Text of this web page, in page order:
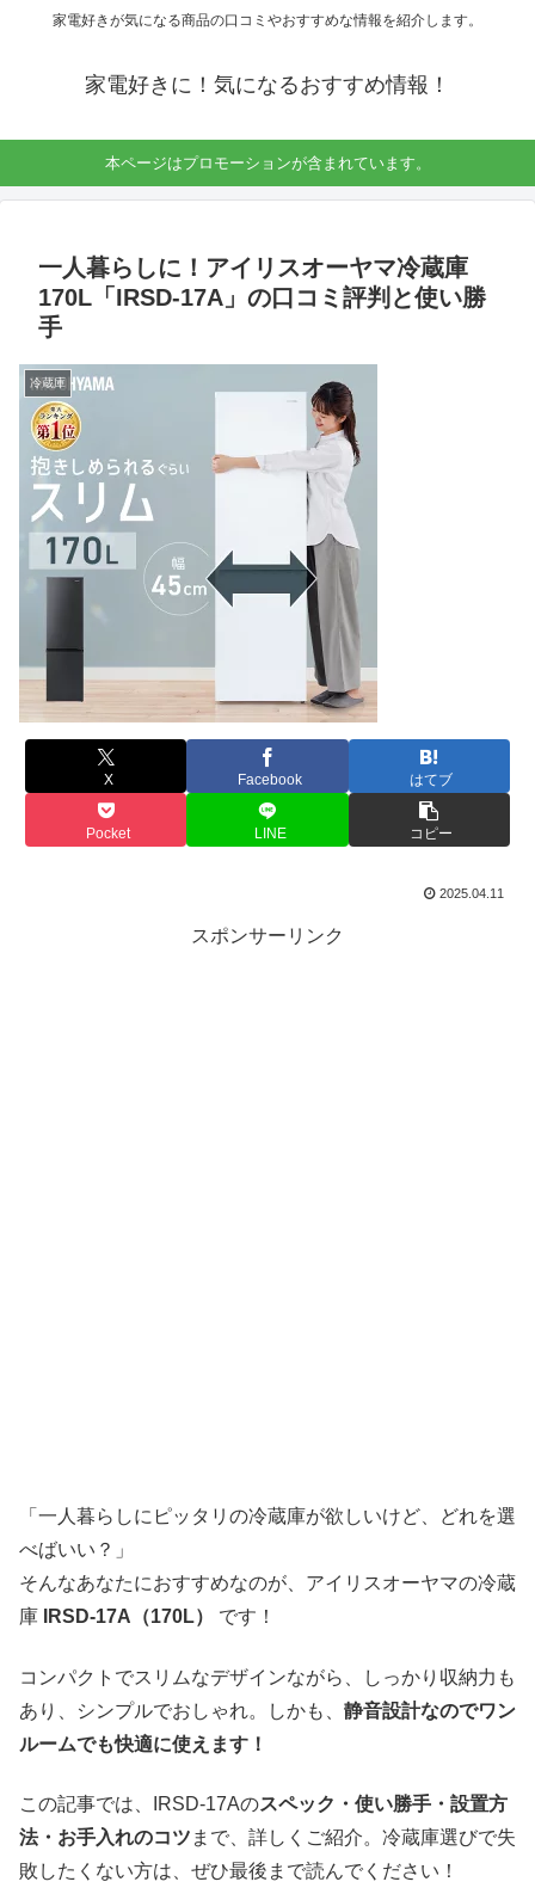
家電好きが気になる商品の口コミやおすすめな情報を紹介します。
家電好きに！気になるおすすめ情報！
本ページはプロモーションが含まれています。
一人暮らしに！アイリスオーヤマ冷蔵庫
170L「IRSD-17A」の口コミ評判と使い勝
手
冷蔵庫
X Facebook はてブ
Pocket LINE コピー
2025.04.11
スポンサーリンク
「一人暮らしにピッタリの冷蔵庫が欲しいけど、どれを選
べばいい？」
そんなあなたにおすすめなのが、アイリスオーヤマの冷蔵
庫
IRSD-17A（170L） です！
コンパクトでスリムなデザインながら、しっかり収納力も
あり、シンプルでおしゃれ。しかも、 静音設計なのでワン
ルームでも快適に使えます！
この記事では、IRSD-17Aのスペック・使い勝手・設置方
法・お手入れのコツ まで、詳しくご紹介。冷蔵庫選びで失
敗したくない方は、ぜひ最後まで読んでください！